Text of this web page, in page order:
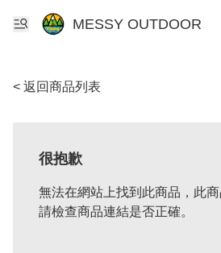
MESSY OUTDOOR
< 返回商品列表
很抱歉
無法在網站上找到此商品，此商
請檢查商品連結是否正確。